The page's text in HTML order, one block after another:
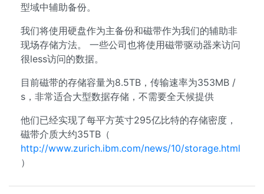
型域中辅助备份。
我们将使用硬盘作为主备份和磁带作为我们的辅助非
现场存储方法。 一些公司也将使用磁带驱动器来访问
很less访问的数据。
目前磁带的存储容量为8.5TB，传输速率为353MB /
s，非常适合大型数据存储，不需要全天候提供
他们已经实现了每平方英寸295亿比特的存储密度，
磁带介质大约35TB（
http://www.zurich.ibm.com/news/10/storage.html
）